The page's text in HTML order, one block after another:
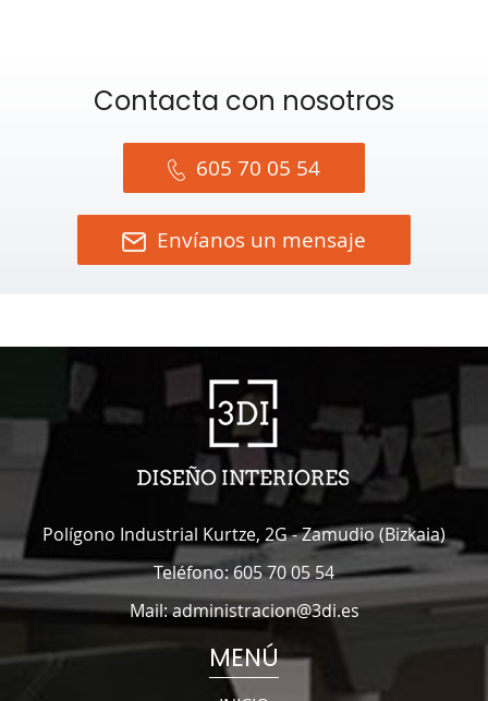
Contacta con nosotros
605 70 05 54
Envíanos un mensaje
Polígono Industrial Kurtze, 2G-Zamudio (Bizkaia)
Teléfono:605 70 05 54
Mail:administracion@3di.es
MENÚ